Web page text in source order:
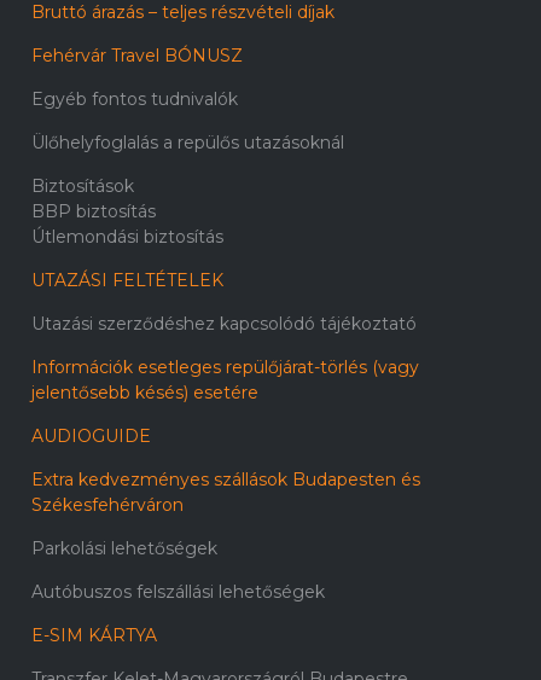
Bruttó árazás – teljes részvételi díjak
Fehérvár Travel BÓNUSZ
Egyéb fontos tudnivalók
Ülőhelyfoglalás a repülős utazásoknál
Biztosítások
BBP biztosítás
Útlemondási biztosítás
UTAZÁSI FELTÉTELEK
Utazási szerződéshez kapcsolódó tájékoztató
Információk esetleges repülőjárat-törlés (vagy
jelentősebb késés) esetére
AUDIOGUIDE
Extra kedvezményes szállások Budapesten és
Székesfehérváron
Parkolási lehetőségek
Autóbuszos felszállási lehetőségek
E-SIM KÁRTYA